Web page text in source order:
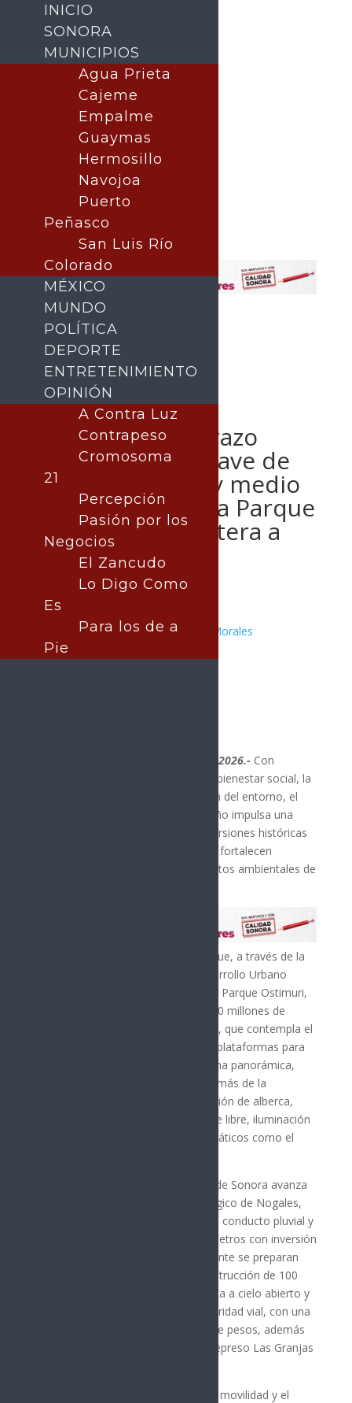
Gobernador Durazo
impulsa obras clave de
infraestructura y medio
ambiente; avanza Parque
Ostimuri y carretera a
Kino
Publicado por:Juan Antonio Pérez Morales
SONORA
Hermosillo, Sonora; 21 de mayo de 2026.- Con
acciones integrales que priorizan el bienestar social, la
conectividad regional y la protección del entorno, el
gobernador Alfonso Durazo Montaño impulsa una
serie de obras estratégicas con inversiones históricas
que transforman espacios públicos, fortalecen
vialidades clave y consolidan proyectos ambientales de
El mandatario sonorense enfatizó que, a través de la
Secretaría de Infraestructura y Desarrollo Urbano
(Sidur), avanza la modernización del Parque Ostimuri,
en Cajeme, con una inversión de 100 millones de
pesos y un avance del 65 por ciento, que contempla el
mejoramiento del acceso principal, plataformas para
atracciones como rueda de la fortuna panorámica,
barco vikingo y carrusel infantil, además de la
rehabilitación del tobogán y ampliación de alberca,
construcción de baños, teatro al aire libre, iluminación
y recuperación de espacios emblemáticos como el
En el norte del estado, el Gobierno de Sonora avanza
con obras prioritarias en el Tecnológico de Nogales,
donde previamente se construyó un conducto pluvial y
se pavimentó un tramo de 1.8 kilómetros con inversión
de 580 millones de pesos. Actualmente se preparan
nuevas acciones, incluyendo la construcción de 100
metros adicionales de obra hidráulica a cielo abierto y
un puente que incrementará la seguridad vial, con una
inversión estimada de 46 millones de pesos, además
de contemplar la construcción del represo Las Granjas
Como parte del fortalecimiento a la movilidad y el
INICIO
SONORA
MUNICIPIOS
Agua Prieta
Cajeme
Empalme
Guaymas
Hermosillo
Navojoa
Puerto
Peñasco
San Luis Río
Colorado
MÉXICO
MUNDO
POLÍTICA
DEPORTE
ENTRETENIMIENTO
OPINIÓN
A Contra Luz
Contrapeso
Cromosoma
21
Percepción
Pasión por los
Negocios
El Zancudo
Lo Digo Como
Es
Para los de a
Pie